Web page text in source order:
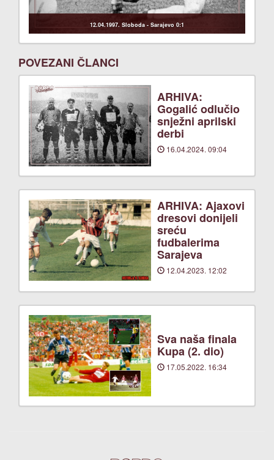
12.04.1997. Sloboda - Sarajevo 0:1
POVEZANI ČLANCI
ARHIVA:
Gogalić odlučio
snježni aprilski
derbi
16.04.2024. 09:04
ARHIVA: Ajaxovi
dresovi donijeli
sreću
fudbalerima
Sarajeva
12.04.2023. 12:02
Sva naša finala
Kupa (2. dio)
17.05.2022. 16:34